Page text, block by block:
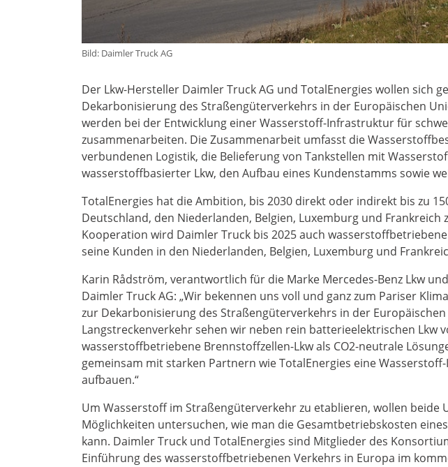
Bild: Daimler Truck AG
Der Lkw-Hersteller Daimler Truck AG und TotalEnergies wollen sich
Dekarbonisierung des Straßengüterverkehrs in der Europäischen
werden bei der Entwicklung einer Wasserstoff-Infrastruktur für
zusammenarbeiten. Die Zusammenarbeit umfasst die
verbundenen Logistik, die Belieferung von Tankstellen mit
wasserstoffbasierter Lkw, den Aufbau eines Kundenstamms sowie
TotalEnergies hat die Ambition, bis 2030 direkt oder indirekt bis zu
Deutschland, den Niederlanden, Belgien, Luxemburg und Frankreich
Kooperation wird Daimler Truck bis 2025 auch
seine Kunden in den Niederlanden, Belgien, Luxemburg und
Karin Rådström, verantwortlich für die Marke Mercedes-Benz Lkw
Daimler Truck AG: „Wir bekennen uns voll und ganz zum Pariser
zur Dekarbonisierung des Straßengüterverkehrs in der
Langstreckenverkehr sehen wir neben rein batterieelektrischen Lkw
wasserstoffbetriebene Brennstoffzellen-Lkw als CO2-neutrale
gemeinsam mit starken Partnern wie TotalEnergies eine
aufbauen.“
Um Wasserstoff im Straßengüterverkehr zu etablieren, wollen beide
Möglichkeiten untersuchen, wie man die Gesamtbetriebskosten
kann. Daimler Truck und TotalEnergies sind Mitglieder des
Einführung des wasserstoffbetriebenen Verkehrs in Europa im